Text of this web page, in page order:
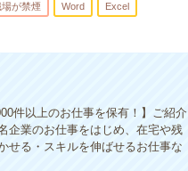
場が禁煙 Word Excel
件以上のお仕事を保有！】ご紹介
企業のお仕事をはじめ、在宅や残
せる・スキルを伸ばせるお仕事な